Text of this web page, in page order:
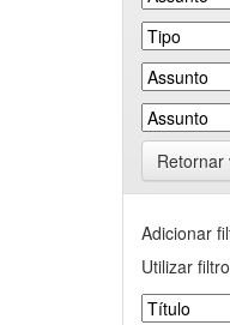
Retornar
Adicionar
Utilizar